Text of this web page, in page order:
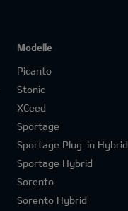
Modelle
Picanto
Stonic
XCeed
Sportage
Sportage Plug-in Hybrid
Sportage Hybrid
Sorento
Sorento Hybrid